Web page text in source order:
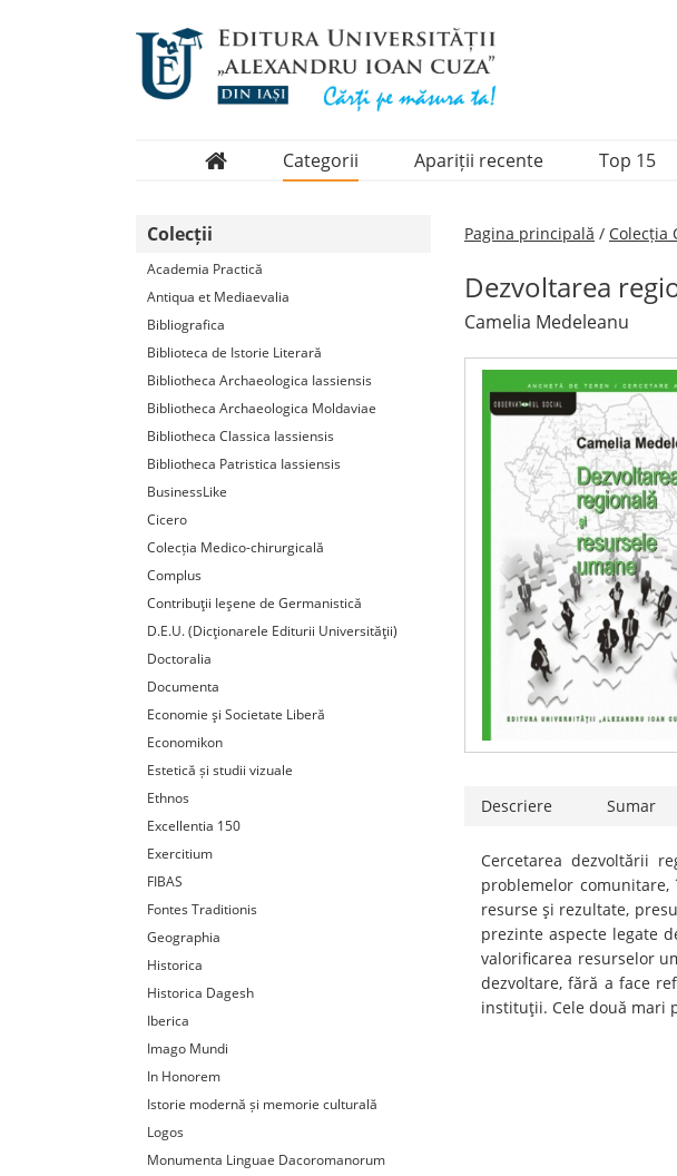
Categorii Apariții recente Top 15
Colecții
Academia Practică
Antiqua et Mediaevalia
Bibliografica
Biblioteca de Istorie Literară
Bibliotheca Archaeologica Iassiensis
Bibliotheca Archaeologica Moldaviae
Bibliotheca Classica Iassiensis
Bibliotheca Patristica Iassiensis
BusinessLike
Cicero
Colecția Medico-chirurgicală
Complus
Contribuţii Ieşene de Germanistică
D.E.U. (Dicţionarele Editurii Universităţii)
Doctoralia
Documenta
Economie şi Societate Liberă
Economikon
Estetică și studii vizuale
Ethnos
Excellentia 150
Exercitium
FIBAS
Fontes Traditionis
Geographia
Historica
Historica Dagesh
Iberica
Imago Mundi
In Honorem
Istorie modernă și memorie culturală
Logos
Monumenta Linguae Dacoromanorum
Pagina principală / Colecția
Dezvoltarea
Camelia Medeleanu
Descriere Sumar
Cercetarea dezvoltării
problemelor
resurse şi rezultate,
prezinte aspecte legate
valorificarea resurselor
dezvoltare, fără a face
instituţii. Cele două mari